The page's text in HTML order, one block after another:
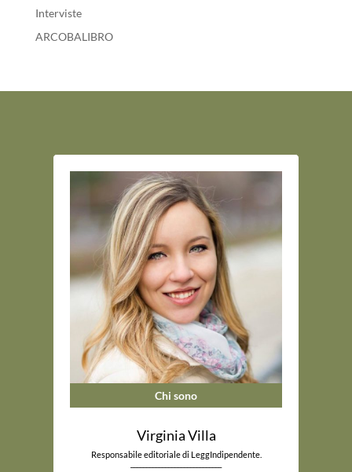
Interviste
ARCOBALIBRO
Chi sono
Virginia Villa
Responsabile editoriale di LeggIndipendente.
_____________________________